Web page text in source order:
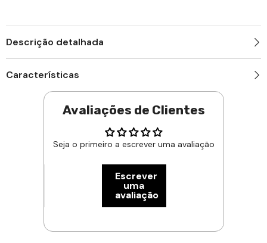
Descrição detalhada
Características
Avaliações de Clientes
Seja o primeiro a escrever uma avaliação
Escrever
uma
avaliação